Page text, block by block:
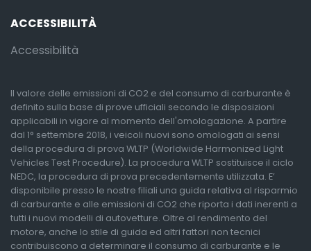
ACCESSIBILITÀ
Accessibilità
Il valore delle emissioni di CO2 e del consumo di carburante è
definito sulla base di prove ufficiali secondo le disposizioni
applicabili in vigore al momento dell'omologazione. A partire
dal 1° settembre 2018, i veicoli nuovi sono omologati ai sensi
della procedura di prova WLTP (Worldwide Harmonized Light
Vehicles Test Procedure). La procedura WLTP sostituisce il ciclo
NEDC, la procedura di prova precedentemente utilizzata. E’
disponibile presso le nostre filiali una guida relativa al risparmio
di carburante e alle emissioni di CO2 che riporta i dati inerenti a
tutti i nuovi modelli di autovetture. Oltre al rendimento del
motore, anche lo stile di guida ed altri fattori non tecnici
contribuiscono a determinare il consumo di carburante e le